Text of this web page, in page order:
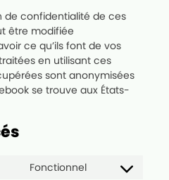
de confidentialité de ces
être modifiée
ce qu’ils font de vos
en utilisant ces
sont anonymisées
se trouve aux États-
Fonctionnel Consent to